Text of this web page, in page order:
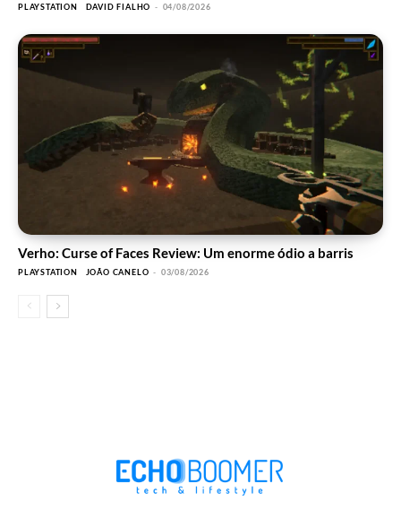
PLAYSTATION DAVID FIALHO - 04/08/2026
Verho: Curse of Faces Review: Um enorme ódio a barris
PLAYSTATION JOÃO CANELO - 03/08/2026